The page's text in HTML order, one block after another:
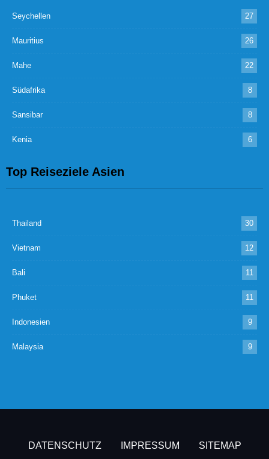
Seychellen 27
Mauritius 26
Mahe 22
Südafrika 8
Sansibar 8
Kenia 6
Top Reiseziele Asien
Thailand 30
Vietnam 12
Bali 11
Phuket 11
Indonesien 9
Malaysia 9
DATENSCHUTZ IMPRESSUM SITEMAP